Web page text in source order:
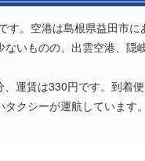
。空港は島根県益田市
いものの、出雲空港、隠
運賃は330円です。到着
クシーが運航していま